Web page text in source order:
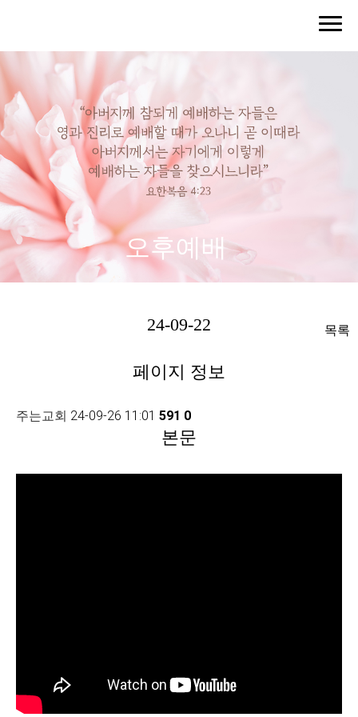
오후예배
목록
24-09-22
페이지 정보
주는교회 24-09-26 11:01 591 0
본문